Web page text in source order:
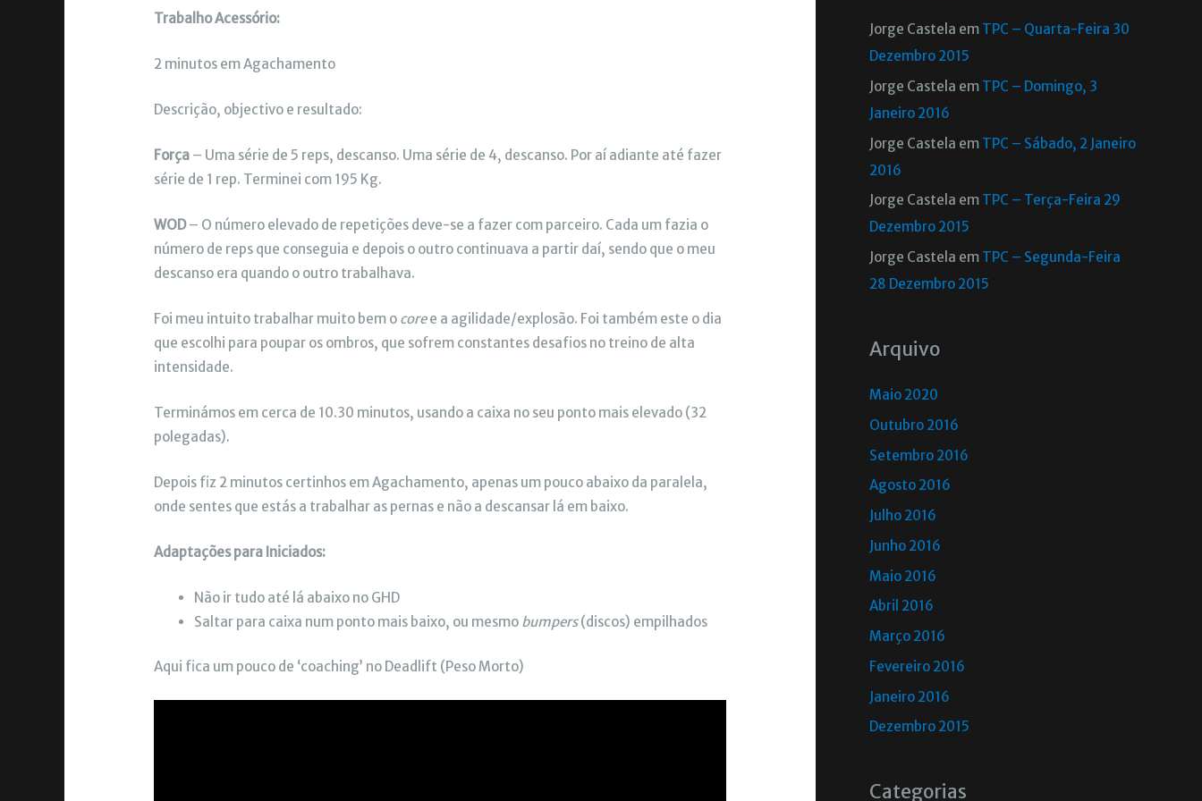
Trabalho Acessório:
2 minutos em Agachamento
Descrição, objectivo e resultado:
Força – Uma série de 5 reps, descanso. Uma série de 4, descanso. Por aí adiante até fazer
série de 1 rep. Terminei com 195 Kg.
WOD– O número elevado de repetições deve-se a fazer com parceiro. Cada um fazia o
número de reps que conseguia e depois o outro continuava a partir daí, sendo que o meu
descanso era quando o outro trabalhava.
Foi meu intuito trabalhar muito bem o coree a agilidade/explosão. Foi também este o dia
que escolhi para poupar os ombros, que sofrem constantes desafios no treino de alta
intensidade.
Terminámos em cerca de 10.30 minutos, usando a caixa no seu ponto mais elevado (32
polegadas).
Depois fiz 2 minutos certinhos em Agachamento, apenas um pouco abaixo da paralela,
onde sentes que estás a trabalhar as pernas e não a descansar lá em baixo.
Adaptações para Iniciados:
Não ir tudo até lá abaixo no GHD
Saltar para caixa num ponto mais baixo, ou mesmo bumpers(discos) empilhados
Aqui fica um pouco de ‘coaching’ no Deadlift (Peso Morto)
Jorge Castela em TPC – Quarta-Feira 30
Dezembro 2015
Jorge Castela em TPC – Domingo, 3
Janeiro 2016
Jorge Castela em TPC – Sábado, 2 Janeiro
2016
Jorge Castela em TPC – Terça-Feira 29
Dezembro 2015
Jorge Castela em TPC – Segunda-Feira
28 Dezembro 2015
Arquivo
Maio 2020
Outubro 2016
Setembro 2016
Agosto 2016
Julho 2016
Junho 2016
Maio 2016
Abril 2016
Março 2016
Fevereiro 2016
Janeiro 2016
Dezembro 2015
Categorias